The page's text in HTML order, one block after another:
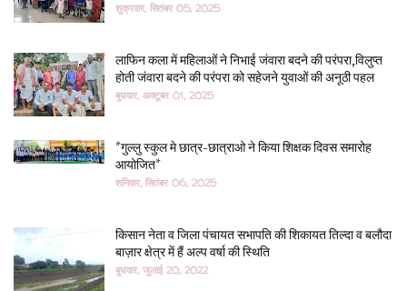
शुक्रवार, सितंबर 05, 2025
लाफिन कला में महिलाओं ने निभाई जंवारा बदने की परंपरा,विलुप्त
होती जंवारा बदने की परंपरा को सहेजने युवाओं की अनूठी पहल
बुधवार, अक्टूबर 01, 2025
*गुल्लु स्कुल मे छात्र-छात्राओ ने किया शिक्षक दिवस समारोह
आयोजित*
शनिवार, सितंबर 06, 2025
किसान नेता व जिला पंचायत सभापति की शिकायत तिल्दा व बलौदा
बाज़ार क्षेत्र में हैं अल्प वर्षा की स्थिति
बुधवार, जुलाई 20, 2022